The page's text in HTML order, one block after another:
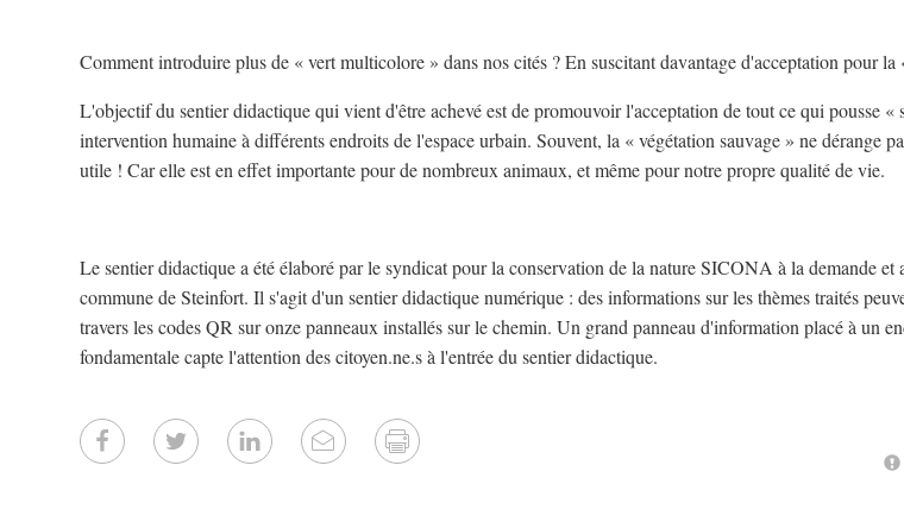
Comment introduire plus de « vert multicolore » dans nos cités ? En suscitant davantage d'acceptation pour la
L'objectif du sentier didactique qui vient d'être achevé est de promouvoir l'acceptation de tout ce qui pousse «
intervention humaine à différents endroits de l'espace urbain. Souvent, la « végétation sauvage » ne dérange
utile ! Car elle est en effet importante pour de nombreux animaux, et même pour notre propre qualité de vie.
Le sentier didactique a été élaboré par le syndicat pour la conservation de la nature SICONA à la demande et
commune de Steinfort. Il s'agit d'un sentier didactique numérique : des informations sur les thèmes traités
travers les codes QR sur onze panneaux installés sur le chemin. Un grand panneau d'information placé à un
fondamentale capte l'attention des citoyen.ne.s à l'entrée du sentier didactique.